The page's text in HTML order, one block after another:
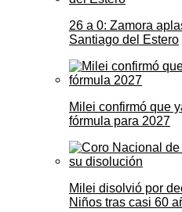
26 a 0: Zamora
Santiago del Estero
Milei confirmó que
fórmula para 2027
Milei disolvió por
Niños tras casi 60